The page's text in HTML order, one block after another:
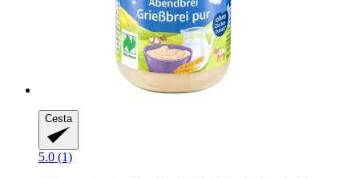
Cesta
5.0 (1)